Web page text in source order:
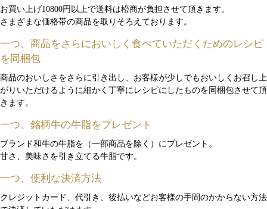
お買い上げ10800円以上で送料は松商が負担させて頂きます。
さまざまな価格帯の商品を取りそろえております。
一つ、商品をさらにおいしく食べていただくためのレシピ
を同梱包
商品のおいしさをさらに引き出し、お客様が少しでもおいしくお召し上
がりいただけるように細かく丁寧にレシピにしたものを同梱包させて頂
きます。
一つ、銘柄牛の牛脂をプレゼント
ブランド和牛の牛脂を（一部商品を除く）にプレゼント。
甘さ、美味さを引き立てる牛脂です。
一つ、便利な決済方法
クレジットカード、代引き、後払いなどお客様の手間のかからない方法